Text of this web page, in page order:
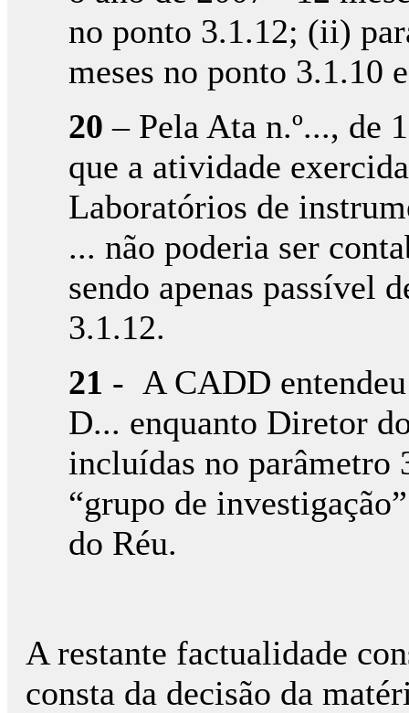
no ponto 3.1.12; (ii)
meses no ponto 3.1.10
20– Pela Ata n.º..., de
que a atividade
Laboratórios de
... não poderia ser
sendo apenas passível
3.1.12.
21 - A CADD entendeu
D... enquanto Diretor
incluídas no parâmetro
“grupo de
do Réu.
A restante factualidade
consta da decisão da